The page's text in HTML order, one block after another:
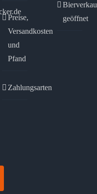
Preise,
Versandkosten
und
Pfand
Zahlungsarten
geöffnet